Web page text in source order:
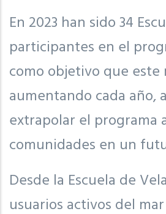
En 2023 han sido 34
participantes en el
como objetivo que este
aumentando cada año,
extrapolar el programa
comunidades en un
Desde la Escuela de
usuarios activos del